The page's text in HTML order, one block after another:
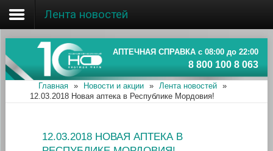
Главная
Об ассоциации
Наши аптеки
Информация
Лента новостей
АПТЕЧНАЯ СПРАВКА с 08:00 до 22:00
8 800 100 8 063
Главная » Новости и акции » Лента новостей
»
12.03.2018 Новая аптека в Республике Мордовия!
12.03.2018 НОВАЯ АПТЕКА В